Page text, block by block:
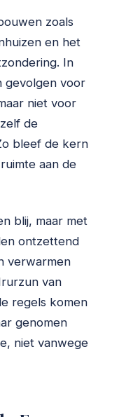
zoals
en het
In
gevolgen voor
niet voor
de
bleef de kern
aan de
blij, maar met
ontzettend
verwarmen
van
regels komen
genomen
niet vanwege